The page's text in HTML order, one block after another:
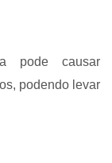
pode causar
podendo levar